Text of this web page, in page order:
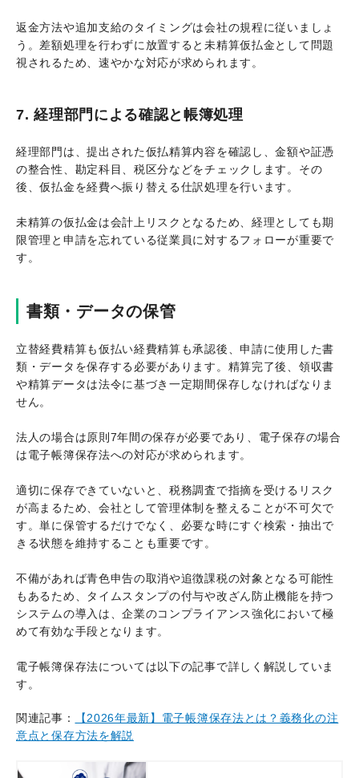
返金方法や追加支給のタイミングは会社の規程に従いましょ
う。差額処理を行わずに放置すると未精算仮払金として問題
視されるため、速やかな対応が求められます。
7. 経理部門による確認と帳簿処理
経理部門は、提出された仮払精算内容を確認し、金額や証憑
の整合性、勘定科目、税区分などをチェックします。その
後、仮払金を経費へ振り替える仕訳処理を行います。
未精算の仮払金は会計上リスクとなるため、経理としても期
限管理と申請を忘れている従業員に対するフォローが重要で
す。
書類・データの保管
立替経費精算も仮払い経費精算も承認後、申請に使用した書
類・データを保存する必要があります。精算完了後、領収書
や精算データは法令に基づき一定期間保存しなければなりま
せん。
法人の場合は原則7年間の保存が必要であり、電子保存の場合
は電子帳簿保存法への対応が求められます。
適切に保存できていないと、税務調査で指摘を受けるリスク
が高まるため、会社として管理体制を整えることが不可欠で
す。単に保管するだけでなく、必要な時にすぐ検索・抽出で
きる状態を維持することも重要です。
不備があれば青色申告の取消や追徴課税の対象となる可能性
もあるため、タイムスタンプの付与や改ざん防止機能を持つ
システムの導入は、企業のコンプライアンス強化において極
めて有効な手段となります。
電子帳簿保存法については以下の記事で詳しく解説していま
す。
関連記事：
【2026年最新】電子帳簿保存法とは？義務化の注
意点と保存方法を解説